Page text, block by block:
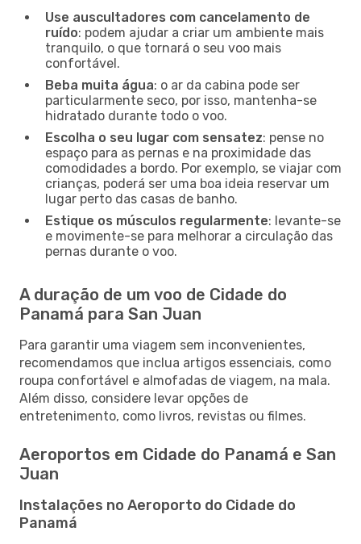
Use auscultadores com cancelamento de
ruído: podem ajudar a criar um ambiente mais
tranquilo, o que tornará o seu voo mais
confortável.
Beba muita água: o ar da cabina pode ser
particularmente seco, por isso, mantenha-se
hidratado durante todo o voo.
Escolha o seu lugar com sensatez: pense no
espaço para as pernas e na proximidade das
comodidades a bordo. Por exemplo, se viajar com
crianças, poderá ser uma boa ideia reservar um
lugar perto das casas de banho.
Estique os músculos regularmente: levante-se
e movimente-se para melhorar a circulação das
pernas durante o voo.
A duração de um voo de Cidade do
Panamá para San Juan
Para garantir uma viagem sem inconvenientes,
recomendamos que inclua artigos essenciais, como
roupa confortável e almofadas de viagem, na mala.
Além disso, considere levar opções de
entretenimento, como livros, revistas ou filmes.
Aeroportos em Cidade do Panamá e San
Juan
Instalações no Aeroporto do Cidade do
Panamá